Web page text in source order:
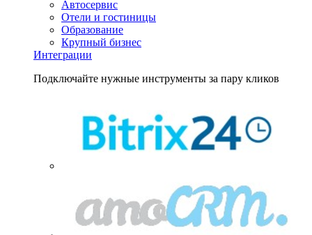
Автосервис
Отели и гостиницы
Образование
Крупный бизнес
Интеграции
Подключайте нужные инструменты за пару кликов